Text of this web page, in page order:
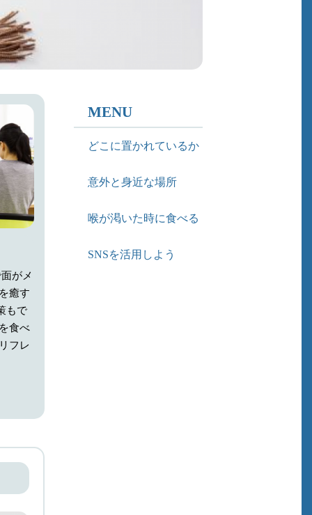
がメ
癒す
もで
食べ
フレ
MENU
どこに置かれているか
意外と身近な場所
喉が渇いた時に食べる
SNSを活用しよう